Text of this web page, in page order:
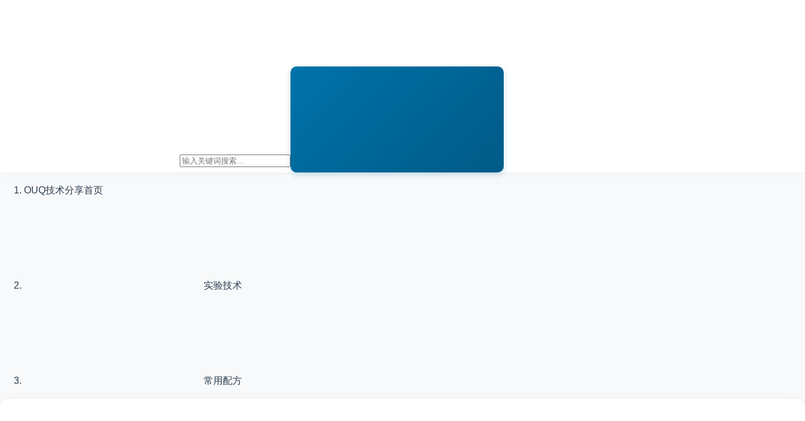
OUQ技术分享首页
实验技术
常用配方